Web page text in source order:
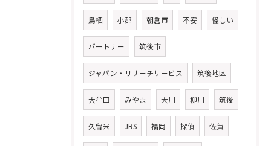
鳥栖 小郡 朝倉市 不安 怪しい
パートナー 筑後市
ジャパン・リサーチサービス 筑後地区
大牟田 みやま 大川 柳川 筑後
久留米 JRS 福岡 探偵 佐賀